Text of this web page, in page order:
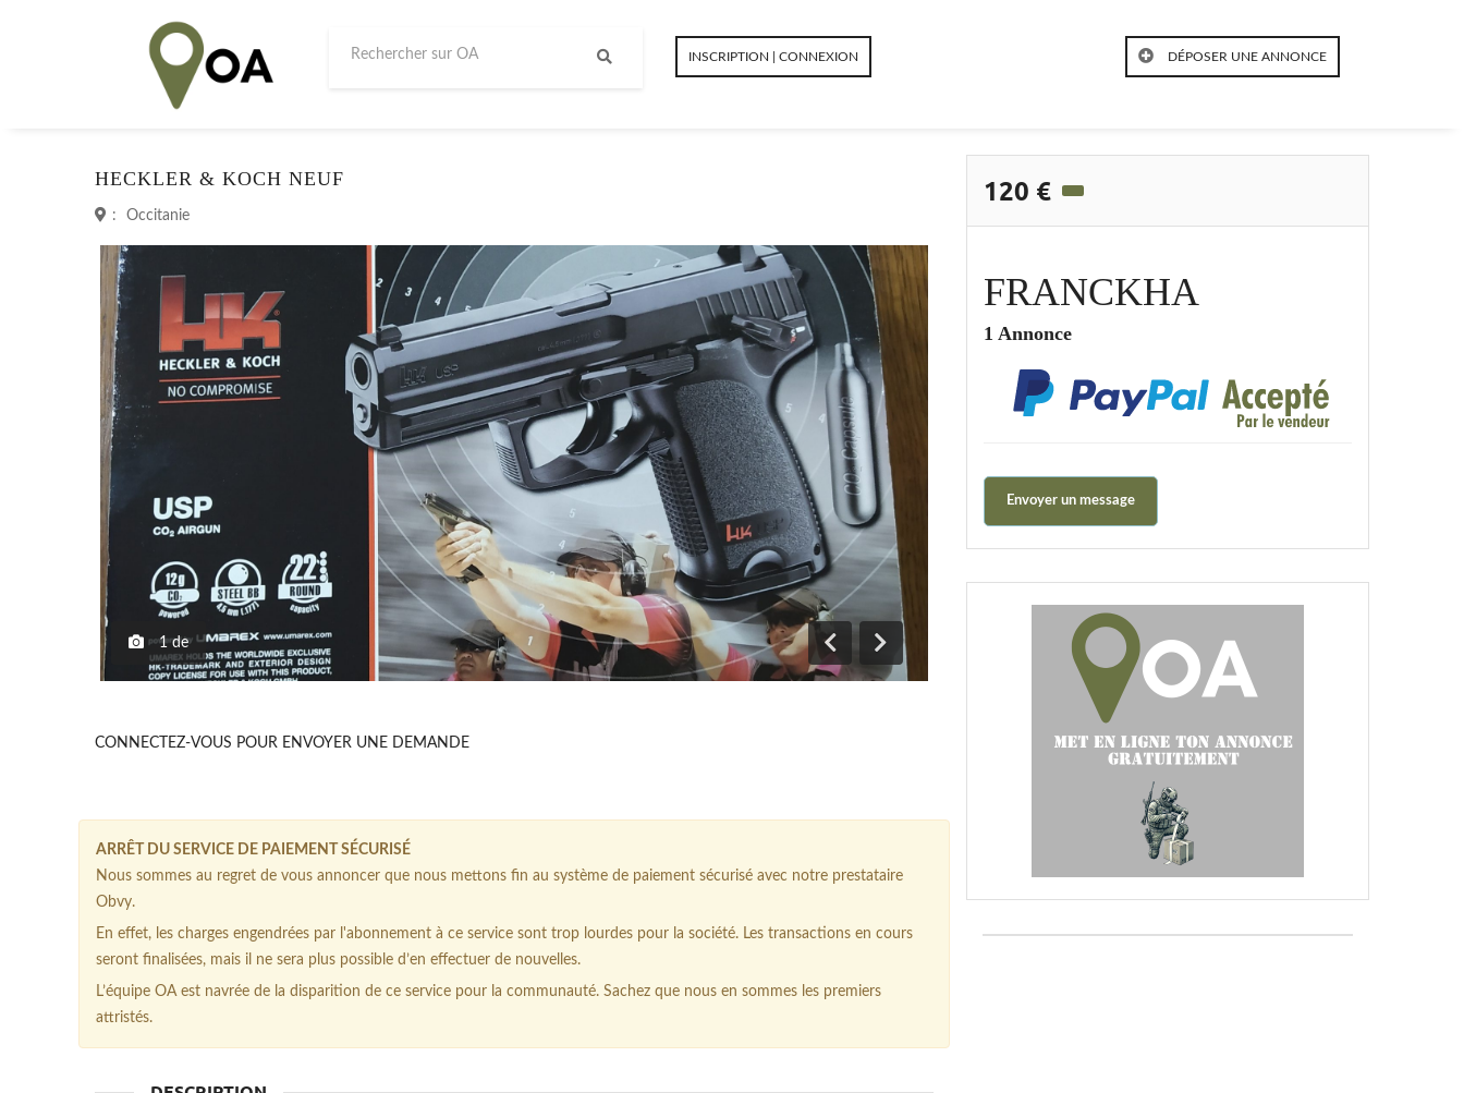
INSCRIPTION | CONNEXION DÉPOSER UNE ANNONCE
HECKLER & KOCH NEUF
: Occitanie
1 de
Précédent
Suivant
CONNECTEZ-VOUS POUR ENVOYER UNE DEMANDE
ARRÊT DU SERVICE DE PAIEMENT SÉCURISÉ
Nous sommes au regret de vous annoncer que nous mettons fin au système de paiement sécurisé avec notre prestataire
Obvy.
En effet, les charges engendrées par l'abonnement à ce service sont trop lourdes pour la société. Les transactions en cours
seront finalisées, mais il ne sera plus possible d’en effectuer de nouvelles.
L’équipe OA est navrée de la disparition de ce service pour la communauté. Sachez que nous en sommes les premiers
attristés.
120 €
FRANCKHA
1 Annonce
Envoyer un message